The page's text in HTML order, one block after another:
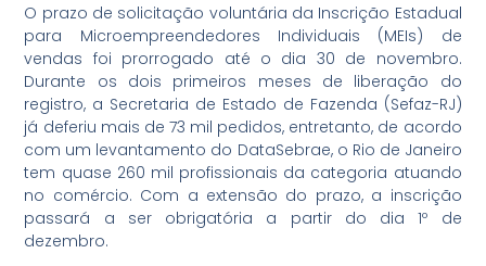
O prazo de solicitação voluntária da Inscrição Estadual
para Microempreendedores Individuais (MEIs) de
vendas foi prorrogado até o dia 30 de novembro.
Durante os dois primeiros meses de liberação do
registro, a Secretaria de Estado de Fazenda (Sefaz-RJ)
já deferiu mais de 73 mil pedidos, entretanto, de acordo
com um levantamento do DataSebrae, o Rio de Janeiro
tem quase 260 mil profissionais da categoria atuando
no comércio. Com a extensão do prazo, a inscrição
passará a ser obrigatória a partir do dia 1º de
dezembro.